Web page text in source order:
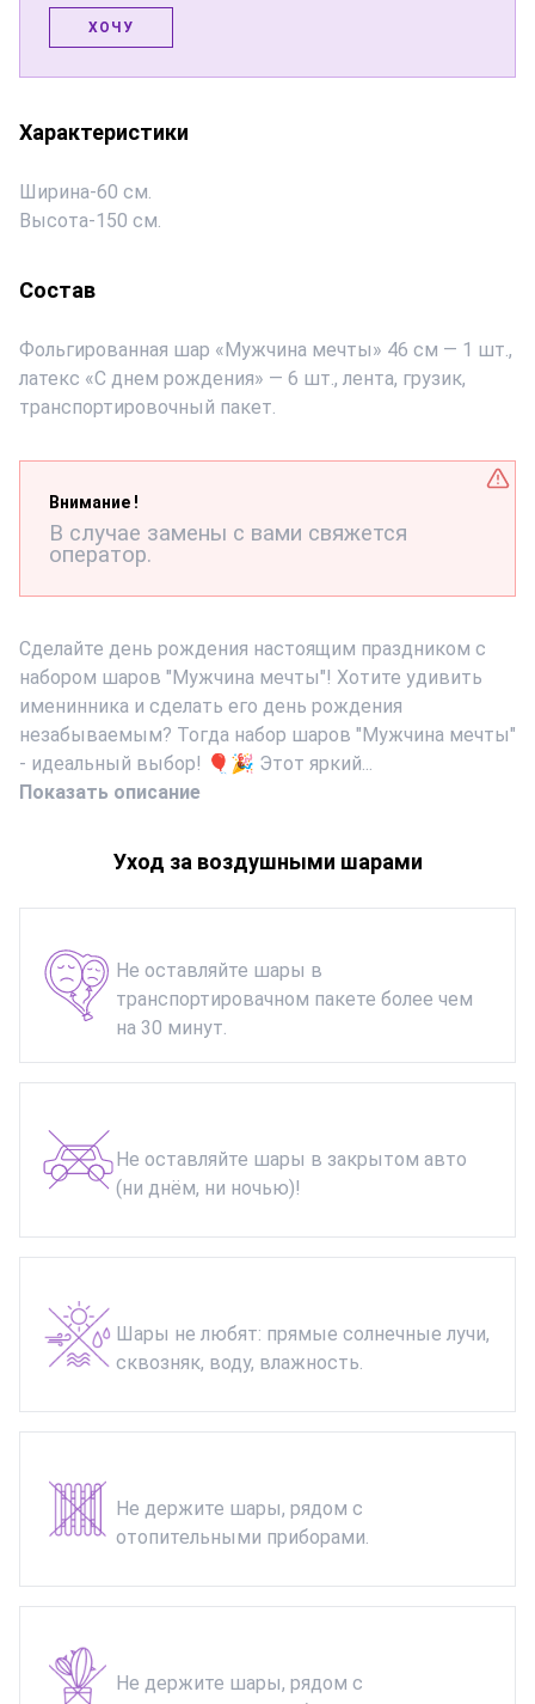
ХОЧУ
Характеристики
Ширина-60 см.
Высота-150 см.
Состав
Фольгированная шар «Мужчина мечты» 46 см — 1 шт.,
латекс «С днем рождения» — 6 шт., лента, грузик,
транспортировочный пакет.
Внимание !
В случае замены с вами свяжется
оператор.
Сделайте день рождения настоящим праздником с
набором шаров "Мужчина мечты"! Хотите удивить
именинника и сделать его день рождения
незабываемым? Тогда набор шаров "Мужчина мечты"
- идеальный выбор! 🎈🎉 Этот яркий...
Показать описание
Уход за воздушными шарами
Не оставляйте шары в
транспортировачном пакете более чем
на 30 минут.
Не оставляйте шары в закрытом авто
(ни днём, ни ночью)!
Шары не любят: прямые солнечные лучи,
сквозняк, воду, влажность.
Не держите шары, рядом с
отопительными приборами.
Не держите шары, рядом с